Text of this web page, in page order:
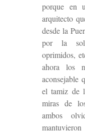
porque en
arquitecto
desde la
por la
oprimidos,
ahora los
aconsejable
el tamiz de
miras de
ambos